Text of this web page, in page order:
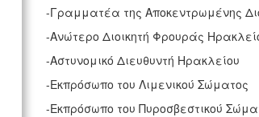
-Γραμματέα της Αποκεντρωμένης
-Ανώτερο Διοικητή Φρουράς
-Αστυνομικό Διευθυντή Ηρακλείου
-Εκπρόσωπο του Λιμενικού Σώματος
-Εκπρόσωπο του Πυροσβεστικού